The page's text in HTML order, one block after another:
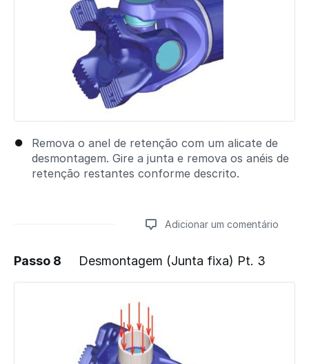
Remova o anel de retenção com um alicate de
desmontagem. Gire a junta e remova os anéis de
retenção restantes conforme descrito.
Adicionar um comentário
Adicionar um comentário
Passo 8 Desmontagem (Junta fixa) Pt. 3